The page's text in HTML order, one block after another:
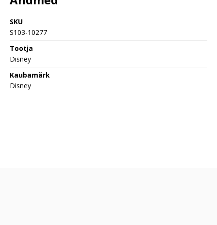
SKU
S103-10277
Tootja
Disney
Kaubamärk
Disney